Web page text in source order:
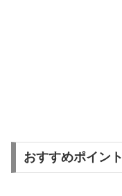
おすすめポイント